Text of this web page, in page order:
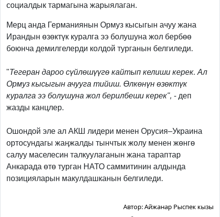
социалдык тармагына жарыялаган.
Мерц анда Германиянын Ормуз кысыгын ачуу жана
Ирандын өзөктүк куралга ээ болушуна жол бербөө
боюнча демилгелерди колдой турганын белгиледи.
"Тегеран дароо сүйлөшүүгө кайтып келиши керек. Ал
Ормуз кысыгын ачууга тийиш. Өлкөнүн өзөктүк
куралга ээ болушуна жол берилбеши керек", - деп
жазды канцлер.
Ошондой эле ал АКШ лидери менен Орусия–Украина
ортосундагы жаңжалды тынчтык жолу менен жөнгө
салуу маселесин талкуулаганын жана тараптар
Анкарада өтө турган НАТО саммитинин алдында
позицияларын макулдашканын белгиледи.
Автор:Айжанар Рыспек кызы